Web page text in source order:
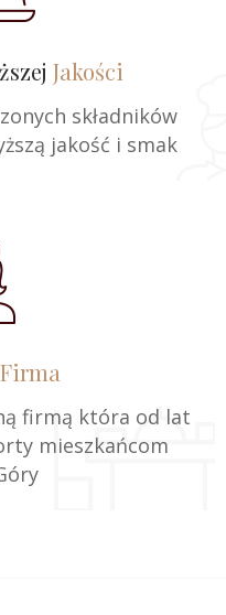
Jakości
składników
jakość i smak
Firma
firmą która od lat
mieszkańcom